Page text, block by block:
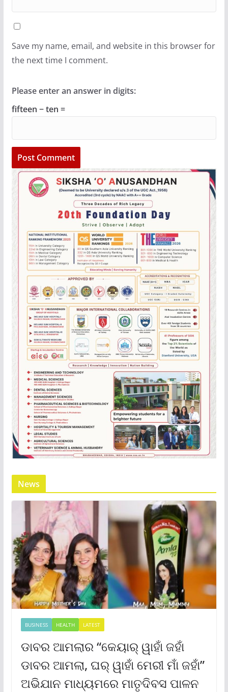
Save my name, email, and website in this browser for
the next time I comment.
Please enter an answer in digits:
fifteen − ten =
News
BUSINESS HEALTH LATEST
ଡାବର ଆମଲାର “କେୟାର୍ ୱାହାଁ ଜହାଁ
ଡାବର ଆମଲା, ଘର୍ ୱାହାଁ ମେରୀ ମାଁ ଜହାଁ”
ଅଭିଯାନ ମାଧ୍ୟମରେ ମାତୃଦିବସ ପାଳନ